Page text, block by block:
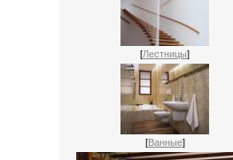
[Лестницы]
[Ванные]